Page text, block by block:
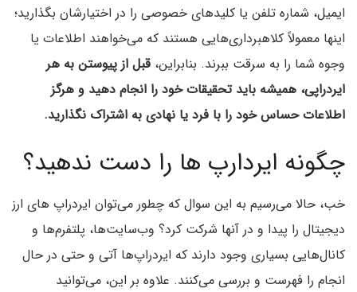
ایمیل، شماره تلفن یا کلیدهای خصوصی را در اختیارشان بگذارید؛
اینها معمولاً کلاهبرداری‌هایی هستند که می‌خواهند اطلاعات یا
وجوه شما را به سرقت ببرند. بنابراین، قبل از پیوستن به هر
ایردراپی، همیشه باید تحقیقات خود را انجام دهید و هرگز
اطلاعات حساس خود را با فرد یا نهادی به اشتراک نگذارید.
چگونه ایردارپ ها را دست ندهید؟
خب، حالا می‌رسیم به این سوال که چطور می‌توان ایردراپ‌ های ارز
دیجیتال را پیدا و در آنها شرکت کرد؟ وب‌سایت‌‌ها، پلتفر‌م‌ها و
کانال‌‌هایی بسیاری وجود دارند که ایردراپ‌‌ها آتی و حتی در حال
انجام را فهرست و بررسی می‌‌کنند. علاوه بر این، می‌‌توانید